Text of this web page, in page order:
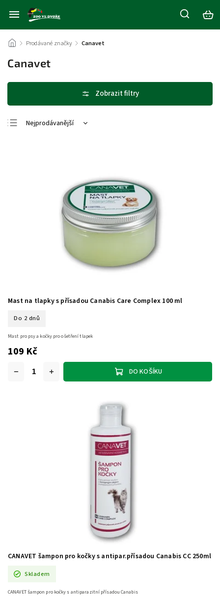
/ Prodávané značky / Canavet
Canavet
Nejprodávanější
Mast na tlapky s přísadou Canabis Care Complex 100 ml
Do 2 dnů
109 Kč
DO KOŠÍKU
Mast pro psy a kočky pro ošetření tlapek
CANAVET šampon pro kočky s antipar.přísadou Canabis CC 250ml
Skladem
CANAVET šampon pro kočky s antiparazitní přísadou Canabis